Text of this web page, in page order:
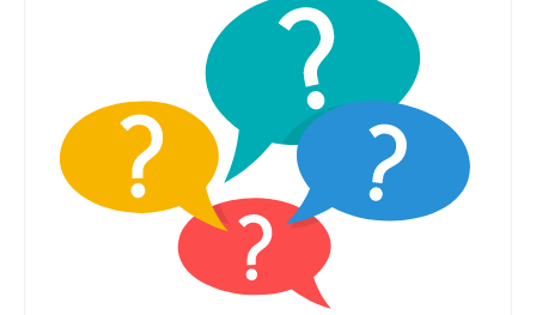
5 Kaltwassertücher (35cm x 40cm)
3 Kaltwassertücher (40cm x 60cm)
Material / Pflegehinweise
70% Polyester, 30% Polyamid
Waschbar bis 95° (ohne Weichspüler)
Tücher seperat waschen (nicht in die Weißwäsche)